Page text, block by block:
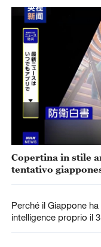
Copertina in stile
tentativo
Perché il Giappone
intelligence proprio il